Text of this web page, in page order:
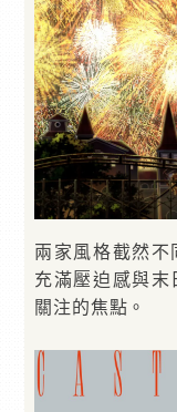
兩家風格截然不
充滿壓迫感與末
關注的焦點。